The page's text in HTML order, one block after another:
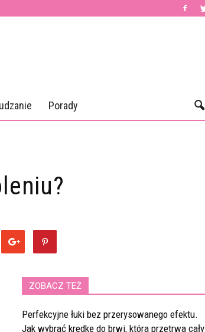
Porady
ZOBACZ TEŻ
Perfekcyjne łuki bez przerysowanego efektu.
Jak wybrać kredkę do brwi, która przetrwa cały